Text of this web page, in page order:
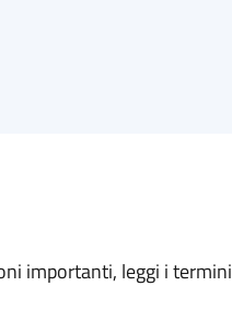
importanti, leggi i termini